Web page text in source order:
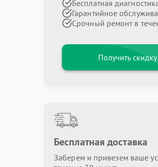
Бесплатная
Гарантийное
Срочный ремонт в
Получить скидку
Бесплатная доставка
Заберем и привезем ваше